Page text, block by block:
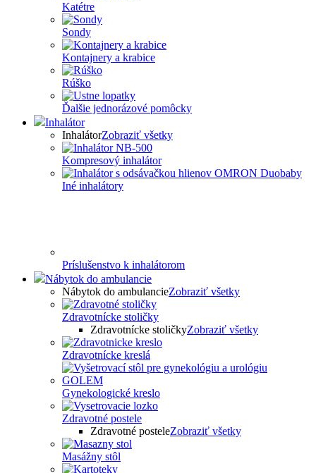
Katétre
Sondy
Kontajnery a krabice
Rúško
Ďalšie jednorázové pomôcky
Inhalátor
InhalátorZobraziť všetky
Kompresový inhalátor
Iné inhalátory
Príslušenstvo k inhalátorom
Nábytok do ambulancie
Nábytok do ambulancieZobraziť všetky
Zdravotnícke stoličky
Zdravotnícke stoličkyZobraziť všetky
Zdravotnícke kreslá
Gynekologické kreslo
Zdravotné postele
Zdravotné posteleZobraziť všetky
Masážny stôl